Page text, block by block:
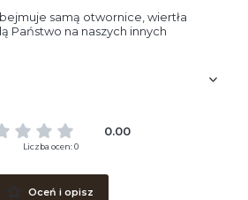
samą otwornice, wiertła
Państwo na naszych innych
0.00
Liczba ocen: 0
Oceń i opisz